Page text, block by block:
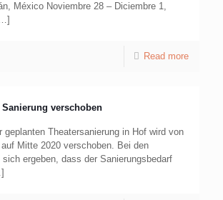
México Noviembre 28 – Diciembre 1,
Read more
Sanierung verschoben
geplanten Theatersanierung in Hof wird von
Mitte 2020 verschoben. Bei den
sich ergeben, dass der Sanierungsbedarf